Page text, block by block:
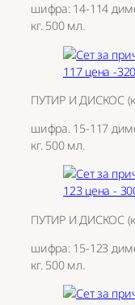
шифра: 14-114
кг. 500 мл.
ПУТИР И ДИСКОС
шифра. 15-117
кг. 500 мл.
ПУТИР И ДИСКОС
шифра: 15-123
кг. 500 мл.